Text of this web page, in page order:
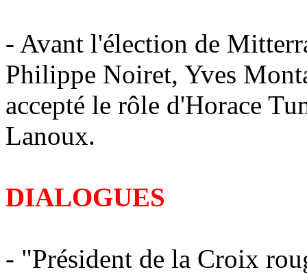
- Avant l'élection de
Philippe Noiret, Yves
accepté le rôle d'Horace
Lanoux.
DIALOGUES
- "Président de la Croix